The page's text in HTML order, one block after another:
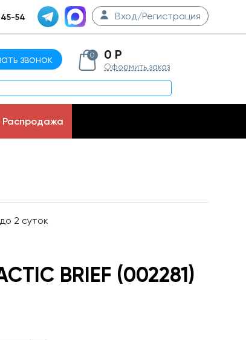
54 Вход/Регистрация
звонок 0 0 Р
Оформить заказ
Распродажа
2 суток
BRIEF (002281)